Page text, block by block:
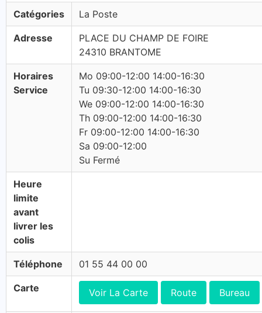
Catégories La Poste
Adresse
PLACE DU CHAMP DE FOIRE
24310 BRANTOME
Horaires
Service
Mo 09:00-12:00 14:00-16:30
Tu 09:30-12:00 14:00-16:30
We 09:00-12:00 14:00-16:30
Th 09:00-12:00 14:00-16:30
Fr 09:00-12:00 14:00-16:30
Sa 09:00-12:00
Su Fermé
Heure
limite
avant
livrer les
colis
Téléphone 01 55 44 00 00
Carte Voir La Carte Route Bureau